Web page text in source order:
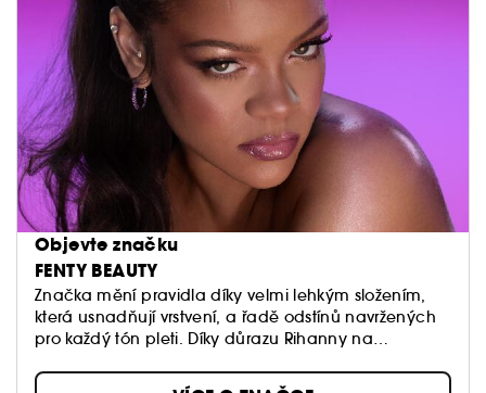
Objevte značku
FENTY BEAUTY
Značka mění pravidla díky velmi lehkým složením,
která usnadňují vrstvení, a řadě odstínů navržených
pro každý tón pleti. Díky důrazu Rihanny na
odstíny pleti, které běžně jen těžko nacházejí